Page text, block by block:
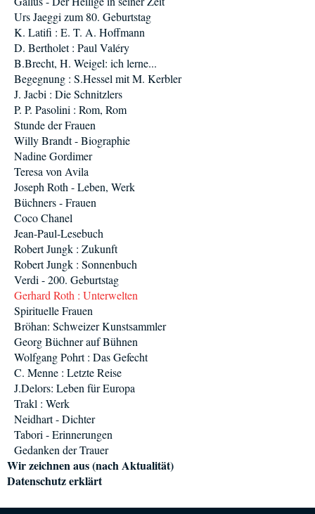
Urs Jaeggi zum 80. Geburtstag
K. Latifi : E. T. A. Hoffmann
D. Bertholet : Paul Valéry
B.Brecht, H. Weigel: ich lerne...
Begegnung : S.Hessel mit M. Kerbler
J. Jacbi : Die Schnitzlers
P. P. Pasolini : Rom, Rom
Stunde der Frauen
Willy Brandt - Biographie
Nadine Gordimer
Teresa von Avila
Joseph Roth - Leben, Werk
Büchners - Frauen
Coco Chanel
Jean-Paul-Lesebuch
Robert Jungk : Zukunft
Robert Jungk : Sonnenbuch
Verdi - 200. Geburtstag
Gerhard Roth : Unterwelten
Spirituelle Frauen
Bröhan: Schweizer Kunstsammler
Georg Büchner auf Bühnen
Wolfgang Pohrt : Das Gefecht
C. Menne : Letzte Reise
J.Delors: Leben für Europa
Trakl : Werk
Neidhart - Dichter
Tabori - Erinnerungen
Gedanken der Trauer
Wir zeichnen aus (nach Aktualität)
Datenschutz erklärt